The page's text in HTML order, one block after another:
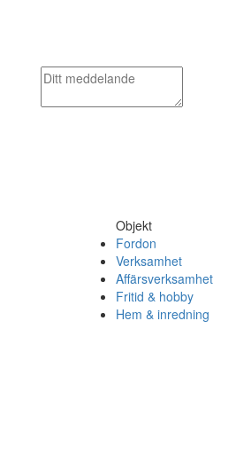
Objekt
Fordon
Verksamhet
Affärsverksamhet
Fritid & hobby
Hem & inredning